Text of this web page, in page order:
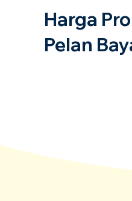
Harga
Pelan